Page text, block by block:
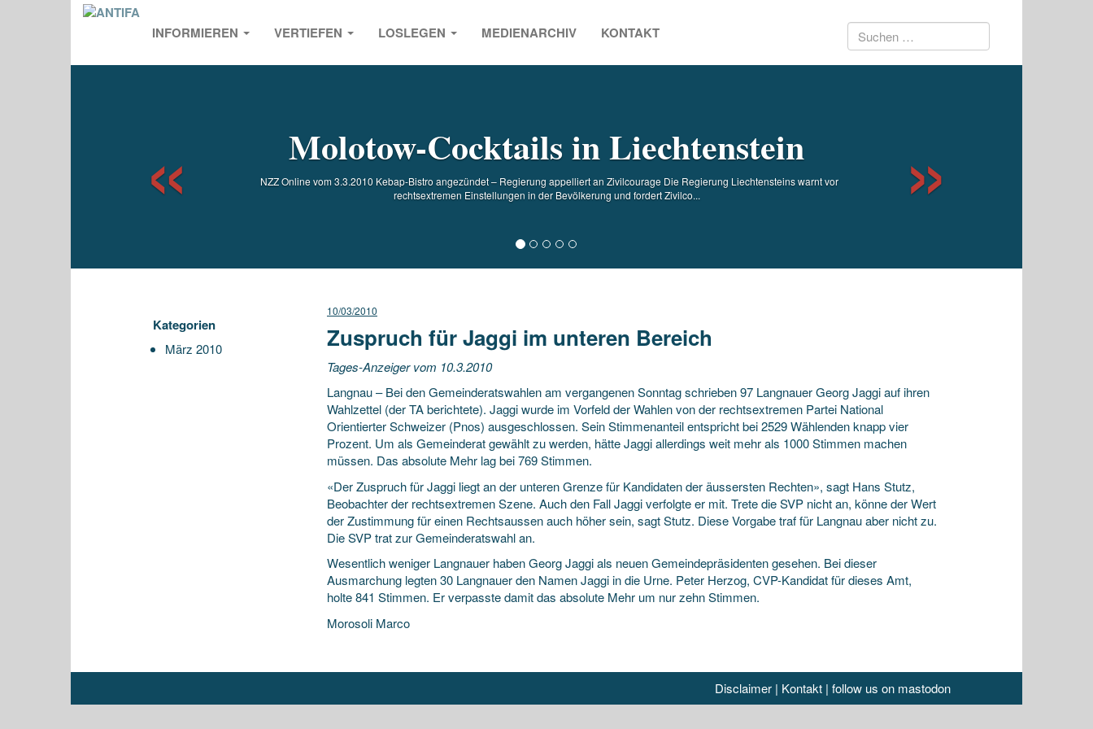
INFORMIEREN VERTIEFEN LOSLEGEN MEDIENARCHIV KONTAKT Suchen
Molotow-Cocktails in Liechtenstein
NZZ Online vom 3.3.2010 Kebap-Bistro angezündet – Regierung appelliert an Zivilcourage Die Regierung Liechtensteins warnt vor
rechtsextremen Einstellungen in der Bevölkerung und fordert Zivilco...
Kategorien
März 2010
10/03/2010
Zuspruch für Jaggi im unteren Bereich
Tages-Anzeiger vom 10.3.2010
Langnau – Bei den Gemeinderatswahlen am vergangenen Sonntag schrieben 97 Langnauer Georg Jaggi auf ihren
Wahlzettel (der TA berichtete). Jaggi wurde im Vorfeld der Wahlen von der rechtsextremen Partei National
Orientierter Schweizer (Pnos) ausgeschlossen. Sein Stimmenanteil entspricht bei 2529 Wählenden knapp vier
Prozent. Um als Gemeinderat gewählt zu werden, hätte Jaggi allerdings weit mehr als 1000 Stimmen machen
müssen. Das absolute Mehr lag bei 769 Stimmen.
«Der Zuspruch für Jaggi liegt an der unteren Grenze für Kandidaten der äussersten Rechten», sagt Hans Stutz,
Beobachter der rechtsextremen Szene. Auch den Fall Jaggi verfolgte er mit. Trete die SVP nicht an, könne der Wert
der Zustimmung für einen Rechtsaussen auch höher sein, sagt Stutz. Diese Vorgabe traf für Langnau aber nicht zu.
Die SVP trat zur Gemeinderatswahl an.
Wesentlich weniger Langnauer haben Georg Jaggi als neuen Gemeindepräsidenten gesehen. Bei dieser
Ausmarchung legten 30 Langnauer den Namen Jaggi in die Urne. Peter Herzog, CVP-Kandidat für dieses Amt,
holte 841 Stimmen. Er verpasste damit das absolute Mehr um nur zehn Stimmen.
Morosoli Marco
Disclaimer| Kontakt| follow us on mastodon